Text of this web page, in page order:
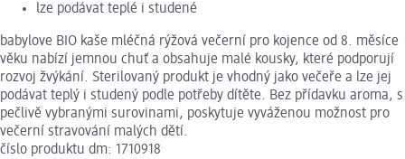
lze podávat teplé i studené
babylove BIO kaše mléčná rýžová večerní pro kojence od 8. měsíce
věku nabízí jemnou chuť a obsahuje malé kousky, které podporují
rozvoj žvýkání. Sterilovaný produkt je vhodný jako večeře a lze jej
podávat teplý i studený podle potřeby dítěte. Bez přídavku aroma, s
pečlivě vybranými surovinami, poskytuje vyváženou možnost pro
večerní stravování malých dětí.
číslo produktu dm: 1710918